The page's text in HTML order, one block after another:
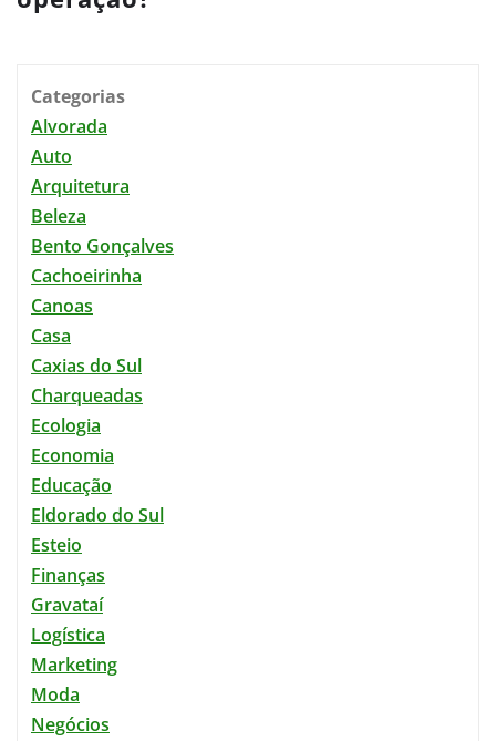
Categorias
Alvorada
Auto
Arquitetura
Beleza
Bento Gonçalves
Cachoeirinha
Canoas
Casa
Caxias do Sul
Charqueadas
Ecologia
Economia
Educação
Eldorado do Sul
Esteio
Finanças
Gravataí
Logística
Marketing
Moda
Negócios